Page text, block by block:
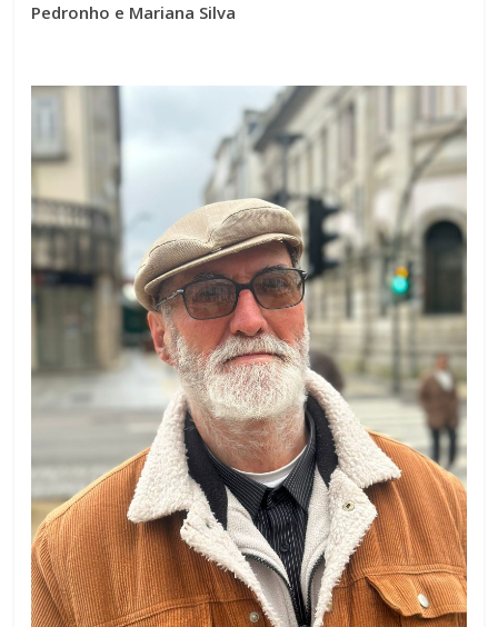
Pedronho e Mariana Silva